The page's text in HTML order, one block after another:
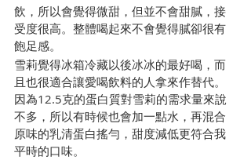
飲，所以會覺得微甜，但並不會甜膩，接
受度很高。整體喝起來不會覺得膩卻很有
飽足感。
雪莉覺得冰箱冷藏以後冰冰的最好喝，而
且也很適合讓愛喝飲料的人拿來作替代。
因為12.5克的蛋白質對雪莉的需求量來說
不多，所以有時候也會加一點水，再混合
原味的乳清蛋白搖勻，甜度減低更符合我
平時的口味。